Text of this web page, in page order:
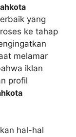
yang
ke tahap
melamar
iklan
profil
hal-hal